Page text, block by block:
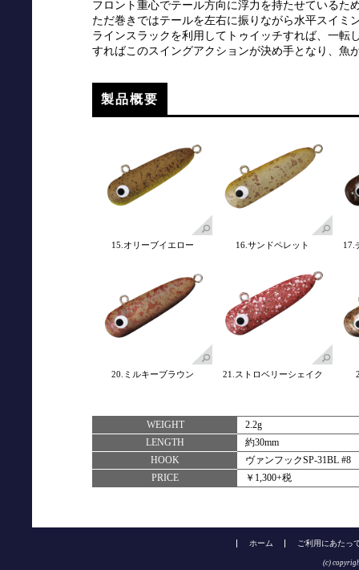
フロント重心でテール方向に浮力を持たせているた
ただ巻きではテールを左右に振りながら水平スイミ
ラインスラックを利用してトゥイッチすれば、一転
すればこのスイングアクションが決め手となり、魚
製品概要
15.オリーブイエロー 16.サンドペレット 17.
20.ミルキーブラウン 21.ストロベリーシェイク
WEIGHT
2.2g
LENGTH
約30mm
HOOK
ヴァンフックSP-31BL
PRICE
￥1,300+税
ホーム ご利用にあたっ
(c)